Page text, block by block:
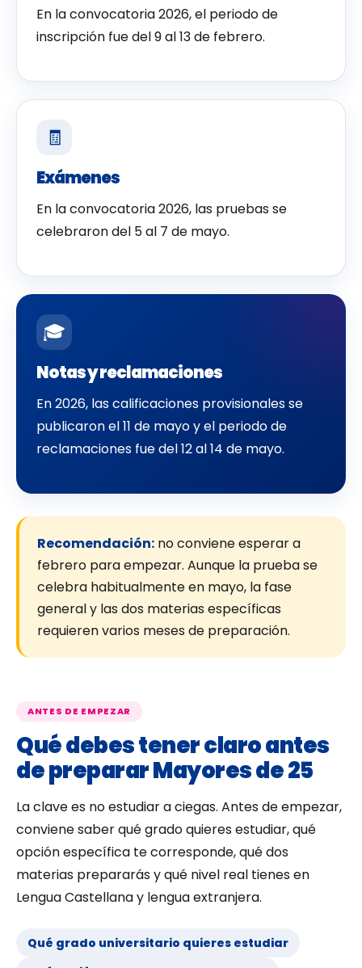
En la convocatoria 2026, el periodo de
inscripción fue del 9 al 13 de febrero.
🧾
Exámenes
En la convocatoria 2026, las pruebas se
celebraron del 5 al 7 de mayo.
🎓
Notas y reclamaciones
En 2026, las calificaciones provisionales se
publicaron el 11 de mayo y el periodo de
reclamaciones fue del 12 al 14 de mayo.
Recomendación: no conviene esperar a
febrero para empezar. Aunque la prueba se
celebra habitualmente en mayo, la fase
general y las dos materias específicas
requieren varios meses de preparación.
ANTES DE EMPEZAR
Qué debes tener claro antes
de preparar Mayores de 25
La clave es no estudiar a ciegas. Antes de empezar,
conviene saber qué grado quieres estudiar, qué
opción específica te corresponde, qué dos
materias prepararás y qué nivel real tienes en
Lengua Castellana y lengua extranjera.
Qué grado universitario quieres estudiar